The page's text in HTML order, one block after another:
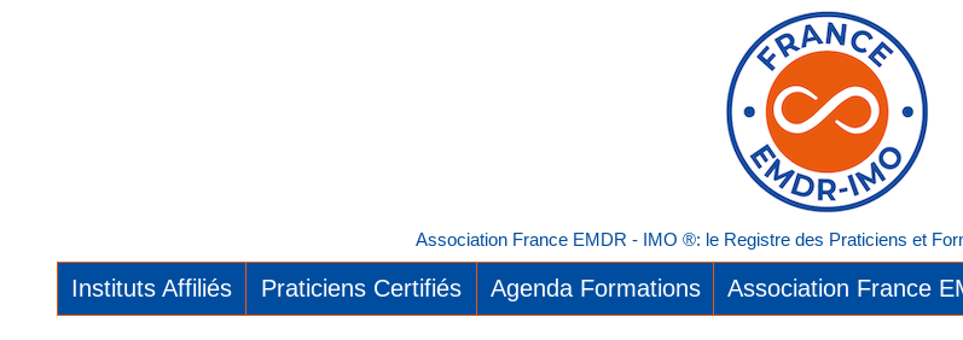
Association France EMDR - IMO ®: le Registre des Praticiens et
Instituts Affiliés Praticiens Certifiés Agenda Formations Association France